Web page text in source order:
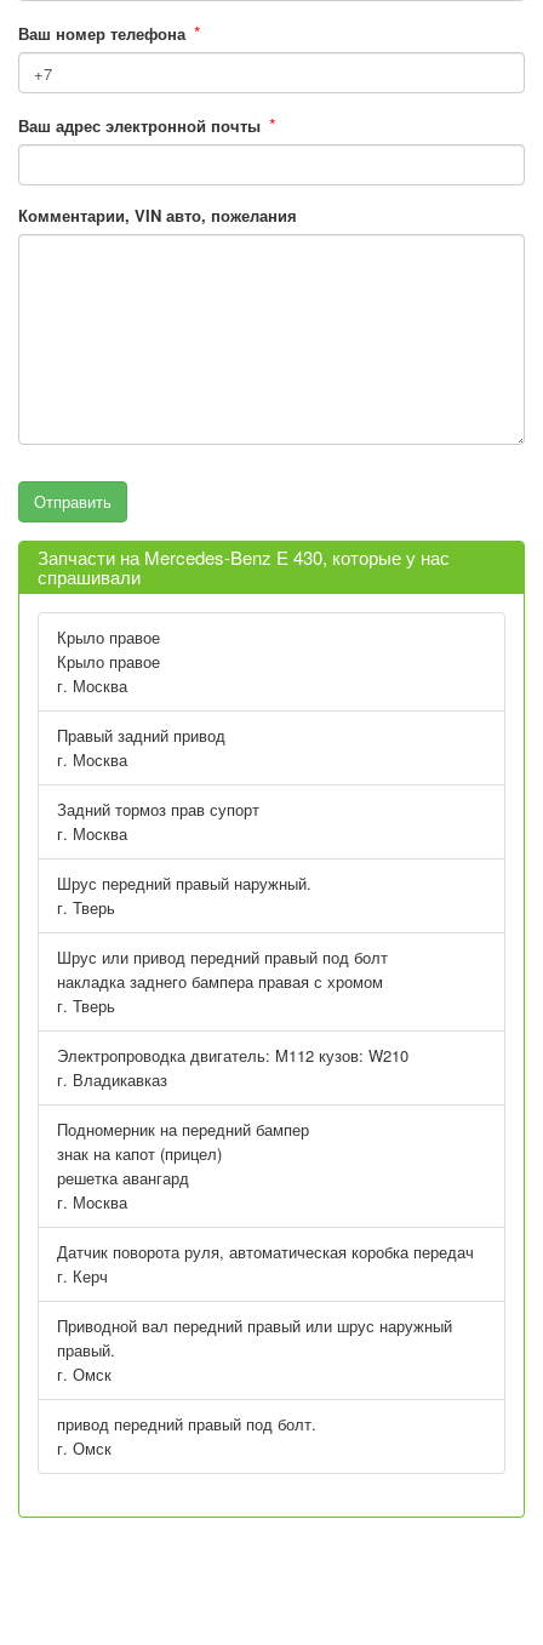
Ваш номер телефона *
Ваш адрес электронной почты *
Комментарии, VIN авто, пожелания
Запчасти на Mercedes-Benz E 430, которые у нас
спрашивали
Крыло правое
Крыло правое
г. Москва
Правый задний привод
г. Москва
Задний тормоз прав супорт
г. Москва
Шрус передний правый наружный.
г. Тверь
Шрус или привод передний правый под болт
накладка заднего бампера правая с хромом
г. Тверь
Электропроводка двигатель: M112 кузов: W210
г. Владикавказ
Подномерник на передний бампер
знак на капот (прицел)
решетка авангард
г. Москва
Датчик поворота руля, автоматическая коробка передач
г. Керч
Приводной вал передний правый или шрус наружный
правый.
г. Омск
привод передний правый под болт.
г. Омск